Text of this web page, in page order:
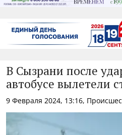
В Сызрани после
автобусе вылетели
9 Февраля 2024, 13:16,